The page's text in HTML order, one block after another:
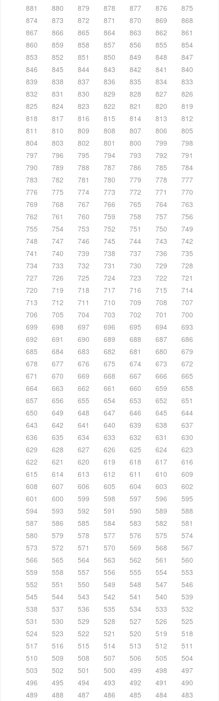
881
880 879 878 877 876
875
874
873 872 871 870 869
868
867
866 865 864 863 862
861
860
859 858 857 856 855
854
853
852 851 850 849 848
847
846
845 844 843 842 841
840
839
838 837 836 835 834
833
832
831 830 829 828 827
826
825
824 823 822 821 820
819
818
817 816 815 814 813
812
811
810 809 808 807 806
805
804
803 802 801 800 799
798
797
796 795 794 793 792
791
790
789 788 787 786 785
784
783
782 781 780 779 778
777
776
775 774 773 772 771
770
769
768 767 766 765 764
763
762
761 760 759 758 757
756
755
754 753 752 751 750
749
748
747 746 745 744 743
742
741
740 739 738 737 736
735
734
733 732 731 730 729
728
727
726 725 724 723 722
721
720
719 718 717 716 715
714
713
712 711 710 709 708
707
706
705 704 703 702 701
700
699
698 697 696 695 694
693
692
691 690 689 688 687
686
685
684 683 682 681 680
679
678
677 676 675 674 673
672
671
670 669 668 667 666
665
664
663 662 661 660 659
658
657
656 655 654 653 652
651
650
649 648 647 646 645
644
643
642 641 640 639 638
637
636
635 634 633 632 631
630
629
628 627 626 625 624
623
622
621 620 619 618 617
616
615
614 613 612 611 610
609
608
607 606 605 604 603
602
601
600 599 598 597 596
595
594
593 592 591 590 589
588
587
586 585 584 583 582
581
580
579 578 577 576 575
574
573
572 571 570 569 568
567
566
565 564 563 562 561
560
559
558 557 556 555 554
553
552
551 550 549 548 547
546
545
544 543 542 541 540
539
538
537 536 535 534 533
532
531
530 529 528 527 526
525
524
523 522 521 520 519
518
517
516 515 514 513 512
511
510
509 508 507 506 505
504
503
502 501 500 499 498
497
496
495 494 493 492 491
490
489
488 487 486 485 484
483